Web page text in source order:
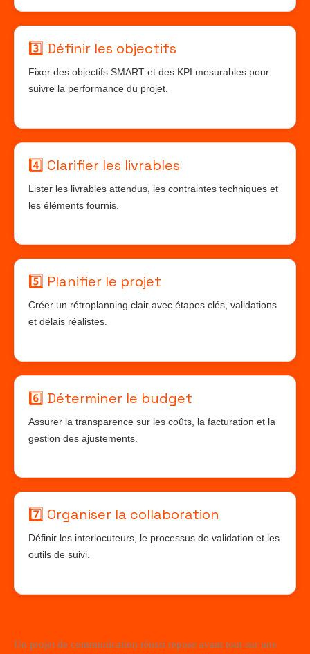
3️⃣ Définir les objectifs
Fixer des objectifs SMART et des KPI mesurables pour
suivre la performance du projet.
4️⃣ Clarifier les livrables
Lister les livrables attendus, les contraintes techniques et
les éléments fournis.
5️⃣ Planifier le projet
Créer un rétroplanning clair avec étapes clés, validations
et délais réalistes.
6️⃣ Déterminer le budget
Assurer la transparence sur les coûts, la facturation et la
gestion des ajustements.
7️⃣ Organiser la collaboration
Définir les interlocuteurs, le processus de validation et les
outils de suivi.
Un projet de communication réussi repose avant tout sur une